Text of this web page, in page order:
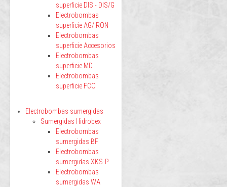
superficie DIS - DIS/G
Electrobombas
superficie AG/IRON
Electrobombas
superficie Accesorios
Electrobombas
superficie MD
Electrobombas
superficie FCO
Electrobombas sumergidas
Sumergidas Hidrobex
Electrobombas
sumergidas BF
Electrobombas
sumergidas XKS-P
Electrobombas
sumergidas WA